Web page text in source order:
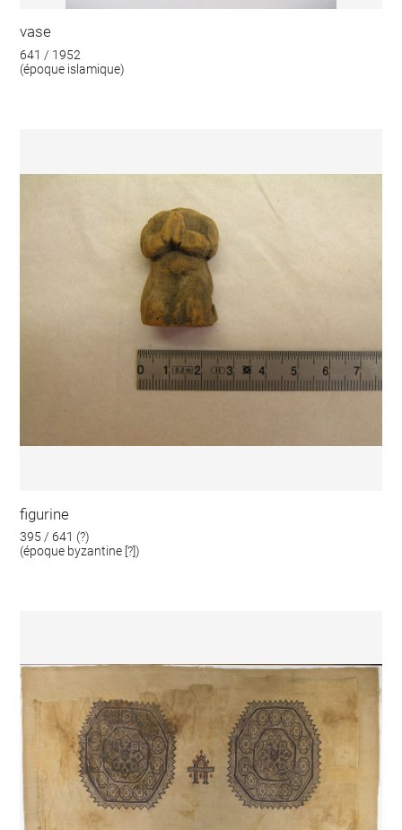
vase
641 / 1952
(époque islamique)
figurine
395 / 641 (?)
(époque byzantine [?])